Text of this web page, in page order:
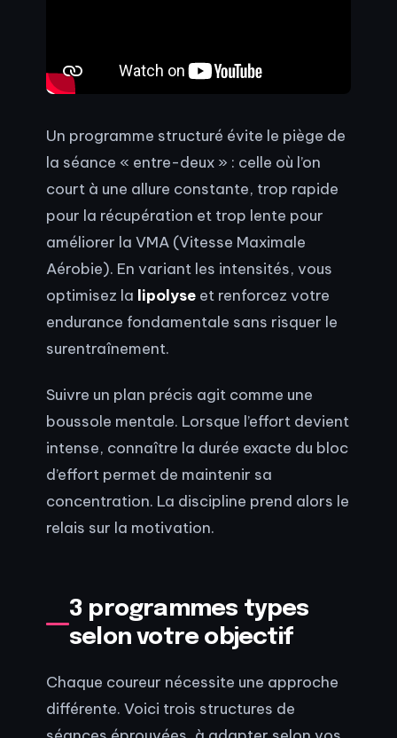
Un programme structuré évite le piège de
la séance « entre-deux » : celle où l’on
court à une allure constante, trop rapide
pour la récupération et trop lente pour
améliorer la VMA (Vitesse Maximale
Aérobie). En variant les intensités, vous
optimisez la lipolyse et renforcez votre
endurance fondamentale sans risquer le
surentraînement.
Suivre un plan précis agit comme une
boussole mentale. Lorsque l’effort devient
intense, connaître la durée exacte du bloc
d’effort permet de maintenir sa
concentration. La discipline prend alors le
relais sur la motivation.
3 programmes types
selon votre objectif
Chaque coureur nécessite une approche
différente. Voici trois structures de